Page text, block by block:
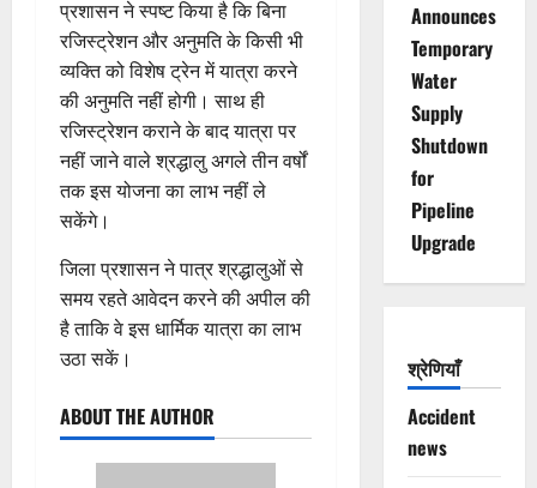
प्रशासन ने स्पष्ट किया है कि बिना
रजिस्ट्रेशन और अनुमति के किसी भी
व्यक्ति को विशेष ट्रेन में यात्रा करने
की अनुमति नहीं होगी। साथ ही
रजिस्ट्रेशन कराने के बाद यात्रा पर
नहीं जाने वाले श्रद्धालु अगले तीन वर्षों
तक इस योजना का लाभ नहीं ले
सकेंगे।
जिला प्रशासन ने पात्र श्रद्धालुओं से
समय रहते आवेदन करने की अपील की
है ताकि वे इस धार्मिक यात्रा का लाभ
उठा सकें।
ABOUT THE AUTHOR
Announces
Temporary
Water
Supply
Shutdown
for
Pipeline
Upgrade
श्रेणियाँ
Accident
news